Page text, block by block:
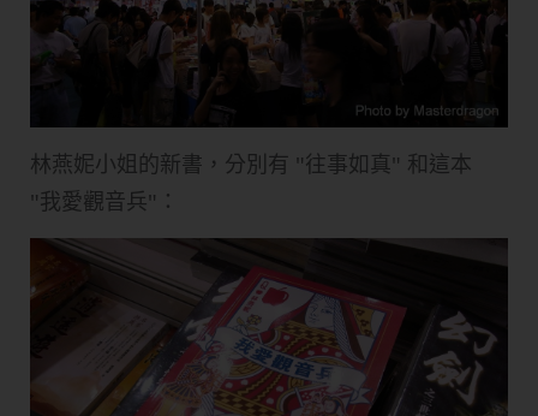
林燕妮小姐的新書，分別有 "往事如真" 和這本
"我愛觀音兵"：